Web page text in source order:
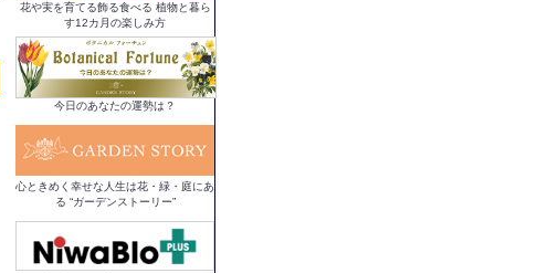
花や実を育てる飾る食べる 植物と暮ら
す12カ月の楽しみ方
今日のあなたの運勢は？
心ときめく幸せな人生は花・緑・庭にあ
る “ガーデンストーリー”